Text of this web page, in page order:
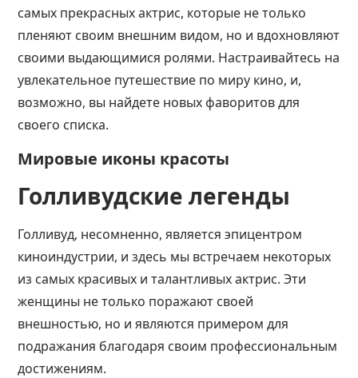
самых прекрасных актрис, которые не только
пленяют своим внешним видом, но и вдохновляют
своими выдающимися ролями. Настраивайтесь на
увлекательное путешествие по миру кино, и,
возможно, вы найдете новых фаворитов для
своего списка.
Мировые иконы красоты
Голливудские легенды
Голливуд, несомненно, является эпицентром
киноиндустрии, и здесь мы встречаем некоторых
из самых красивых и талантливых актрис. Эти
женщины не только поражают своей
внешностью, но и являются примером для
подражания благодаря своим профессиональным
достижениям.